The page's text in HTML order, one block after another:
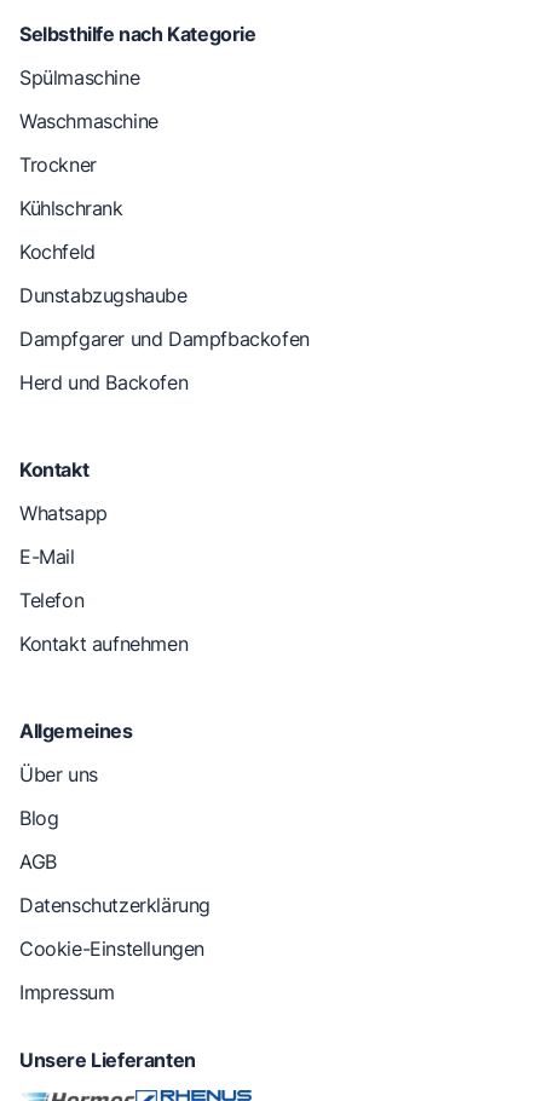
Selbsthilfe nach Kategorie
Spülmaschine
Waschmaschine
Trockner
Kühlschrank
Kochfeld
Dunstabzugshaube
Dampfgarer und Dampfbackofen
Herd und Backofen
Kontakt
Whatsapp
E-Mail
Telefon
Kontakt aufnehmen
Allgemeines
Über uns
Blog
AGB
Datenschutzerklärung
Cookie-Einstellungen
Impressum
Unsere Lieferanten